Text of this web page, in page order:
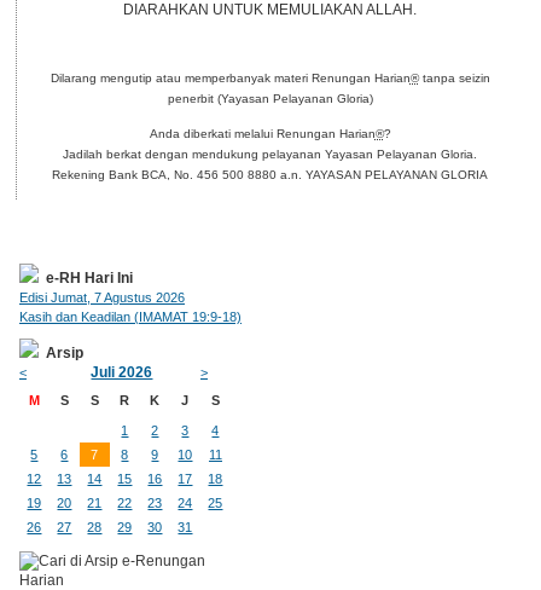
DIARAHKAN UNTUK MEMULIAKAN ALLAH.
Dilarang mengutip atau memperbanyak materi Renungan Harian®tanpa seizin
penerbit (Yayasan Pelayanan Gloria)
Anda diberkati melalui Renungan Harian®?
Jadilah berkat dengan mendukung pelayanan Yayasan Pelayanan Gloria.
Rekening Bank BCA, No. 456 500 8880 a.n. YAYASAN PELAYANAN GLORIA
e-RH Hari Ini
Edisi Jumat, 7 Agustus 2026
Kasih dan Keadilan (IMAMAT 19:9-18)
Arsip
< Juli 2026
>
M
S S R K J S
1 2 3
4
5
6 7 8 9 10
11
12
13 14 15 16 17
18
19
20 21 22 23 24
25
26
27 28 29 30 31